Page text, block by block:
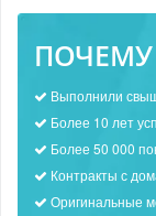
Выполнили
Более 10 лет
Более 50 000
Контракты с
Оригинальные